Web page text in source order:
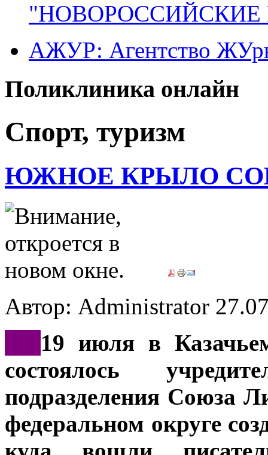
"НОВОРОССИЙСКИЕ
АЖУР: Агентство
Поликлиника онлайн
Спорт, туризм
ЮЖНОЕ КРЫЛО
Автор: Administrator
19 июля в
состоялось
подразделения Союза
федеральном округе